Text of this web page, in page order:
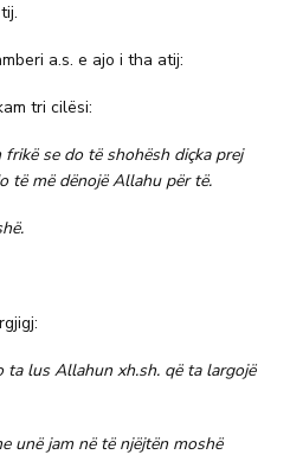
a.s. e ajo i tha atij:
tri cilësi:
se do të shohësh diçka prej
të më dënojë Allahu për të.
ta lus Allahun xh.sh. që ta largojë
unë jam në të njëjtën moshë